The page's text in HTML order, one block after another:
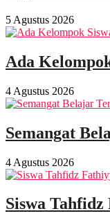
5 Agustus 2026
Ada
4 Agustus 2026
Semangat
4 Agustus 2026
Siswa